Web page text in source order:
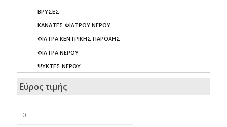
ΒΡΥΣΕΣ
ΚΑΝΑΤΕΣ ΦΙΛΤΡΟΥ ΝΕΡΟΥ
ΦΙΛΤΡΑ ΚΕΝΤΡΙΚΗΣ ΠΑΡΟΧΗΣ
ΦΙΛΤΡΑ ΝΕΡΟΥ
ΨΥΚΤΕΣ ΝΕΡΟΥ
Εύρος τιμής